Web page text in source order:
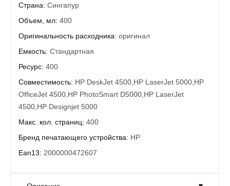
Страна: Сингапур
Объем, мл: 400
Оригинальность расходника: оригинал
Емкость: Стандартная
Ресурс: 400
Совместимость: HP DeskJet 4500,HP LaserJet 5000,HP
OfficeJet 4500,HP PhotoSmart D5000,HP LaserJet
4500,HP Designjet 5000
Макс. кол. страниц: 400
Бренд печатающего устройства: HP
Ean13: 2000000472607